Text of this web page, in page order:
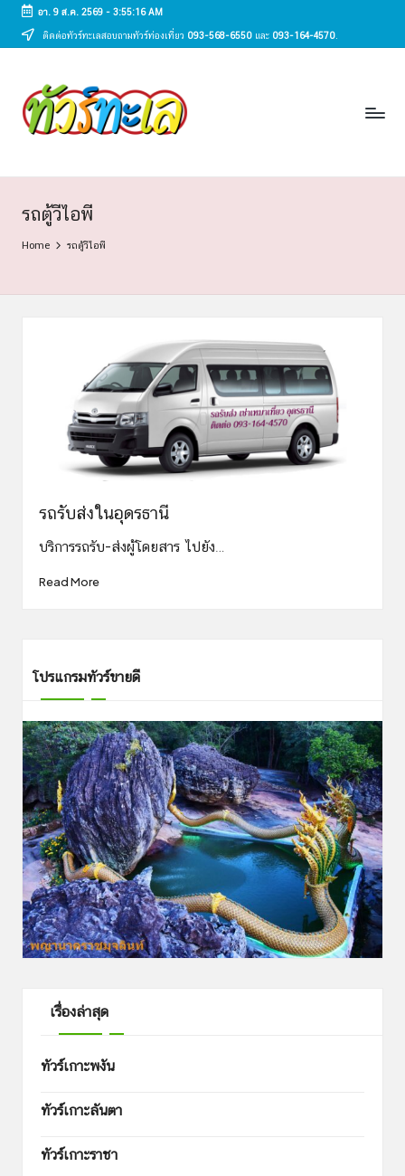
Skip
content
อา. 9 ส.ค. 2569- 3:55:17 AM
ติดต่อทัวร์ทะเลสอบถามทัวร์ท่องเที่ยว 093-568-6550และ 093-164-4570.
ทั
ว
ท
ะ
เ
ทัวร์
ทะเล
ราคา
แพ็ก
จ
ทะเล
รถตู้วีไอพี
Home รถตู้วีไอพี
รถรับส่งในอุดรธานี
บริการรถรับ-ส่งผู้โดยสาร ไปยัง…
Read More
โปรแกรมทัวร์ขายดี
เรื่องล่าสุด
ทัวร์เกาะพงัน
ทัวร์เกาะลันตา
ทัวร์เกาะราชา